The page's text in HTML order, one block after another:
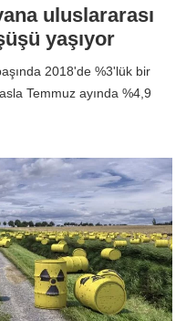
uluslararası
yaşıyor
2018'de %3'lük bir
Temmuz ayında %4,9